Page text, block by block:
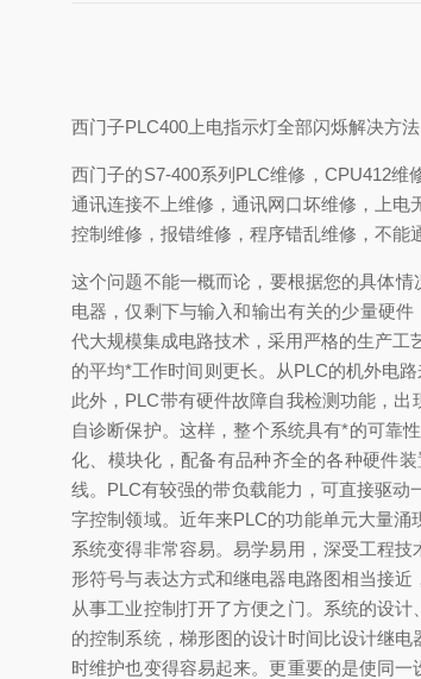
西门子PLC400上电指示灯全部闪烁解决方法
西门子的S7-400系列PLC维修，CPU412维
通讯连接不上维修，通讯网口坏维修，上
控制维修，报错维修，程序错乱维修，不能
这个问题不能一概而论，要根据您的具体
电器，仅剩下与输入和输出有关的少量硬
代大规模集成电路技术，采用严格的生产
的平均*工作时间则更长。从PLC的机外电
此外，PLC带有硬件故障自我检测功能，
自诊断保护。这样，整个系统具有*的可靠
化、模块化，配备有品种齐全的各种硬件
线。PLC有较强的带负载能力，可直接驱
字控制领域。近年来PLC的功能单元大量
系统变得非常容易。易学易用，深受工程
形符号与表达方式和继电器电路图相当接
从事工业控制打开了方便之门。系统的设
的控制系统，梯形图的设计时间比设计继
时维护也变得容易起来。更重要的是使同